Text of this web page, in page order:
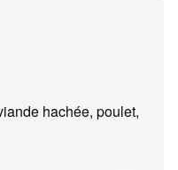
hachée, poulet,